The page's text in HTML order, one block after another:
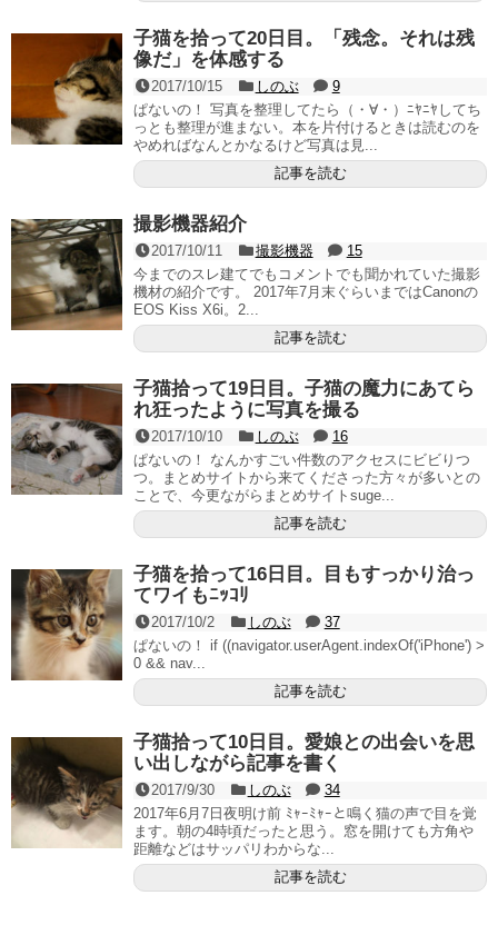
子猫を拾って20日目。「残念。それは残
像だ」を体感する
2017/10/15 しのぶ
9
ぱないの！ 写真を整理してたら（・∀・）ﾆﾔﾆﾔしてち
っとも整理が進まない。本を片付けるときは読むのを
やめればなんとかなるけど写真は見...
記事を読む
撮影機器紹介
2017/10/11 撮影機器
15
今までのスレ建てでもコメントでも聞かれていた撮影
機材の紹介です。 2017年7月末ぐらいまではCanonの
EOS Kiss X6i。2...
記事を読む
子猫拾って19日目。子猫の魔力にあてら
れ狂ったように写真を撮る
2017/10/10 しのぶ
16
ぱないの！ なんかすごい件数のアクセスにビビりつ
つ。まとめサイトから来てくださった方々が多いとの
ことで、今更ながらまとめサイトsuge...
記事を読む
子猫を拾って16日目。目もすっかり治っ
てワイもﾆｯｺﾘ
2017/10/2 しのぶ
37
ぱないの！ if ((navigator.userAgent.indexOf('iPhone') >
0 && nav...
記事を読む
子猫拾って10日目。愛娘との出会いを思
い出しながら記事を書く
2017/9/30 しのぶ
34
2017年6月7日夜明け前 ﾐｬｰﾐｬｰと鳴く猫の声で目を覚
ます。朝の4時頃だったと思う。窓を開けても方角や
距離などはサッパリわからな...
記事を読む